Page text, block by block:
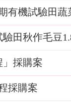
有機試驗田蔬
田秋作毛豆
」採購案
採購案